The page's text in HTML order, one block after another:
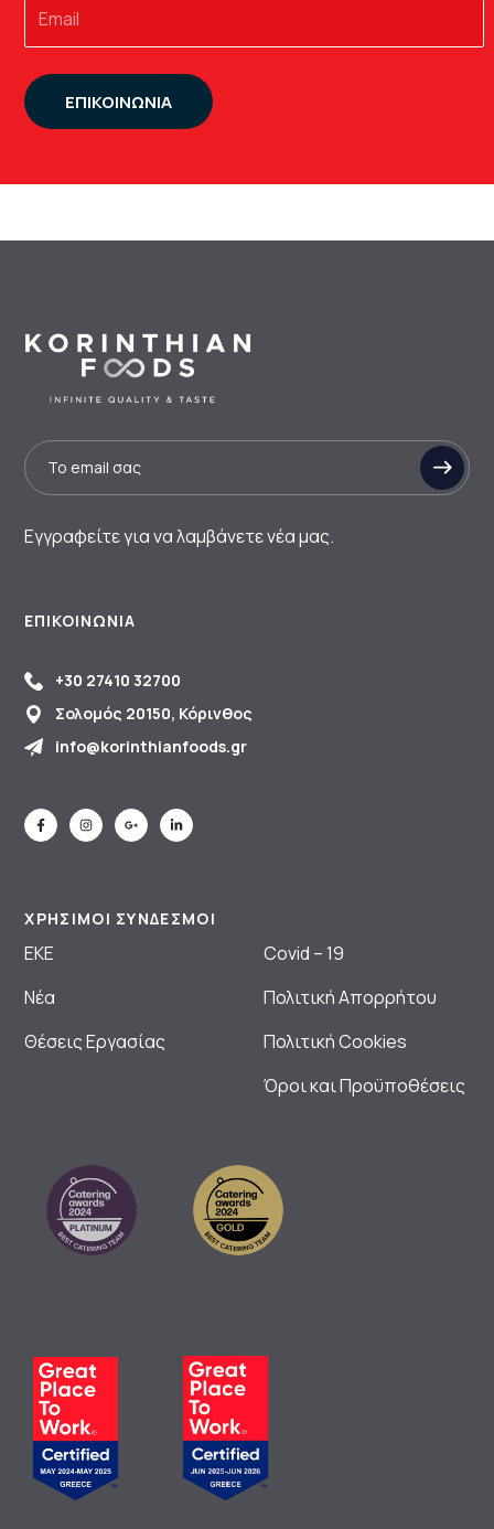
ΕΠΙΚΟΙΝΩΝΙΑ
Εγγραφείτε για να λαμβάνετε νέα μας.
ΕΠΙΚΟΙΝΩΝΊΑ
+30 27410 32700
Σολομός 20150, Κόρινθος
info@korinthianfoods.gr
ΧΡΗΣΙΜΟΙ ΣΥΝΔΕΣΜΟΙ
ΕΚΕ
Νέα
Θέσεις Εργασίας
Covid – 19
Πολιτική Απορρήτου
Πολιτική Cookies
Όροι και Προϋποθέσεις